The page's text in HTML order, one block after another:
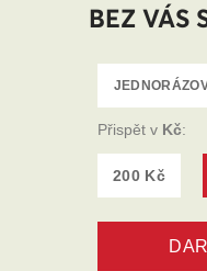
BEZ VÁS